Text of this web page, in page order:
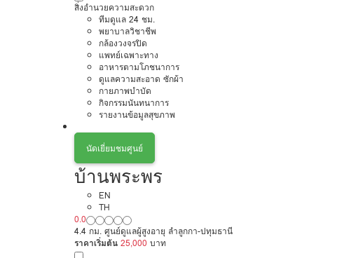
สิ่งอำนวยความสะดวก
ทีมดูแล 24 ชม.
พยาบาลวิชาชีพ
กล้องวงจรปิด
แพทย์เฉพาะทาง
อาหารตามโภชนาการ
ดูแลความสะอาด ซักผ้า
กายภาพบำบัด
กิจกรรมนันทนาการ
รายงานข้อมูลสุขภาพ
นัดเยี่ยมชมศูนย์
บ้านพระพร
EN
TH
0.0
4.4 กม. ศูนย์ดูแลผู้สูงอายุ ลำลูกกา-ปทุมธานี
ราคาเริ่มต้น 25,000 บาท